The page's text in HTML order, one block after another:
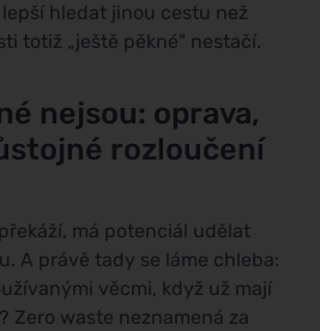
hledat jinou cestu než
totiž „ještě pěkné" nestačí.
nejsou: oprava,
rozloučení
má potenciál udělat
A právě tady se láme chleba:
věcmi, když už mají
Zero waste neznamená za